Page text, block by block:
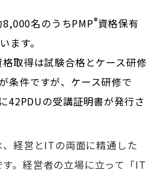
8,000名のうちPMP®資格保有
ます。
取得は試験合格とケース研修
条件ですが、ケース研修で
42PDUの受講証明書が発行さ
経営とITの両面に精通した
。経営者の立場に立って「IT